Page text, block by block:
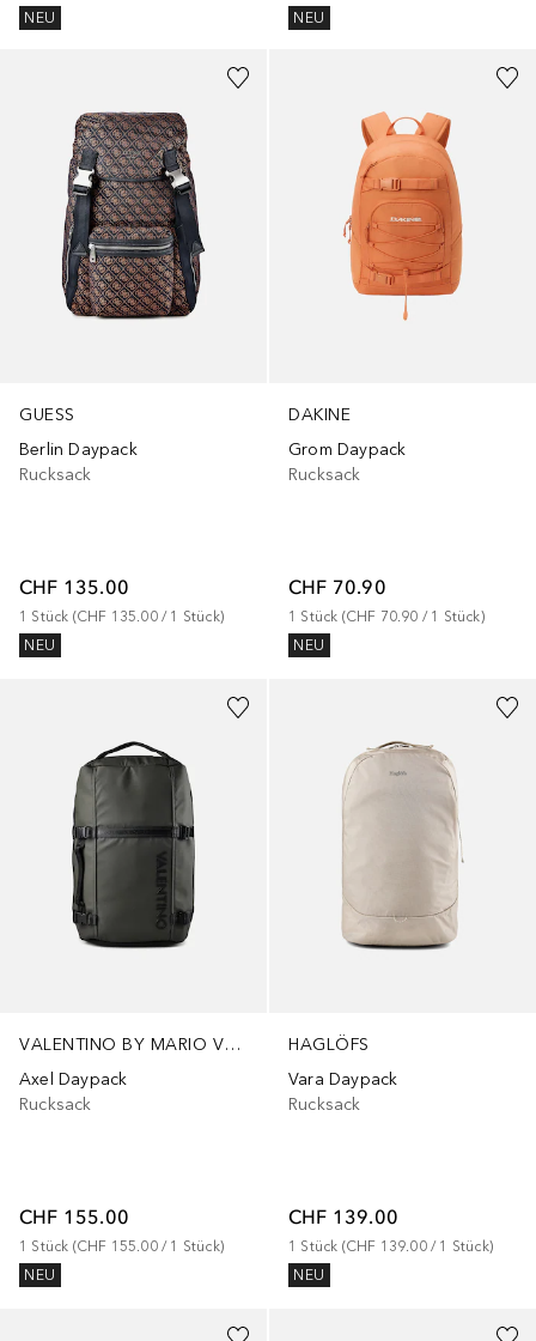
NEU NEU
GUESS
Berlin Daypack
Rucksack
CHF 135.00
1 Stück (CHF 135.00 / 1 Stück)
NEU
DAKINE
Grom Daypack
Rucksack
CHF 70.90
1 Stück (CHF 70.90 / 1 Stück)
NEU
VALENTINO BY MARIO VALENTINO
Axel Daypack
Rucksack
CHF 155.00
1 Stück (CHF 155.00 / 1 Stück)
NEU
HAGLÖFS
Vara Daypack
Rucksack
CHF 139.00
1 Stück (CHF 139.00 / 1 Stück)
NEU